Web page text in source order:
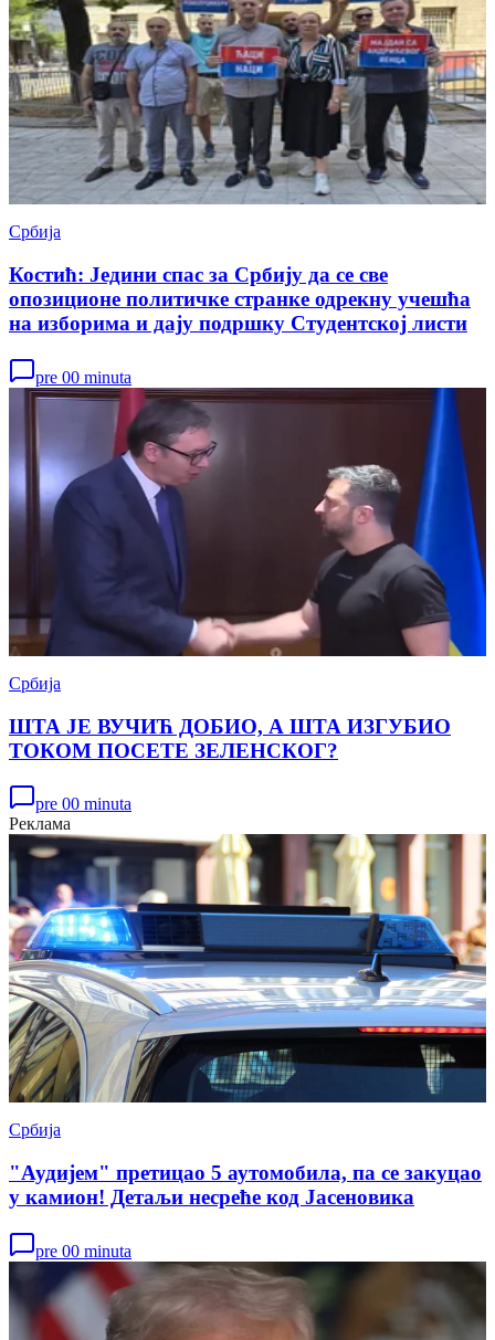
Србија
Костић: Једини спас за Србију да се све
опозиционе политичке странке одрекну учешћа
на изборима и дају подршку Студентској листи
pre 00 minuta
Србија
ШТА ЈЕ ВУЧИЋ ДОБИО, А ШТА ИЗГУБИО
ТОКОМ ПОСЕТЕ ЗЕЛЕНСКОГ?
pre 00 minuta
Реклама
Србија
"Аудијем" претицао 5 аутомобила, па се закуцао
у камион! Детаљи несреће код Јасеновика
pre 00 minuta